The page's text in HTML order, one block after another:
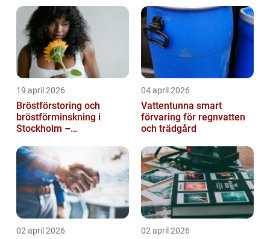
19 april 2026
Bröstförstoring och
bröstförminskning i
Stockholm –
04 april 2026
Vattentunna smart
förvaring för regnvatten
och trädgård
02 april 2026 02 april 2026